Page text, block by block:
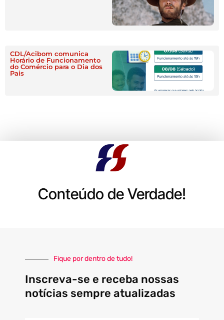
CDL/Acibom comunica
Horário de Funcionamento
do Comércio para o Dia dos
Pais
Conteúdo de Verdade!
Fique por dentro de tudo!
Inscreva-se e receba nossas
notícias sempre atualizadas